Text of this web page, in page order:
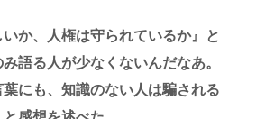
いか、人権は守られているか』と
語る人が少なくないんだなあ。
葉にも、知識のない人は騙される